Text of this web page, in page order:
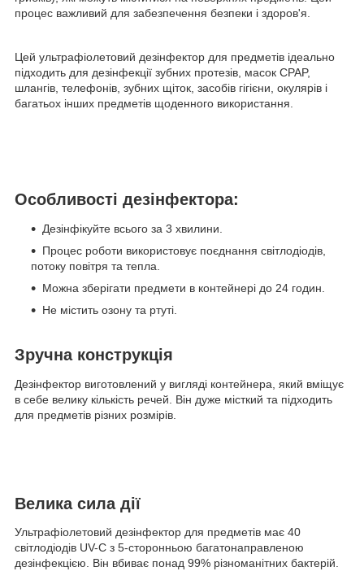
процес важливий для забезпечення безпеки і здоров'я.
Цей ультрафіолетовий дезінфектор для предметів ідеально
підходить для дезінфекції зубних протезів, масок CPAP,
шлангів, телефонів, зубних щіток, засобів гігієни, окулярів і
багатьох інших предметів щоденного використання.
Особливості дезінфектора:
Дезінфікуйте всього за 3 хвилини.
Процес роботи використовує поєднання світлодіодів,
потоку повітря та тепла.
Можна зберігати предмети в контейнері до 24 годин.
Не містить озону та ртуті.
Зручна конструкція
Дезінфектор виготовлений у вигляді контейнера, який вміщує
в себе велику кількість речей. Він дуже місткий та підходить
для предметів різних розмірів.
Велика сила дії
Ультрафіолетовий дезінфектор для предметів має 40
світлодіодів UV-C з 5-сторонньою багатонаправленою
дезінфекцією. Він вбиває понад 99% різноманітних бактерій.